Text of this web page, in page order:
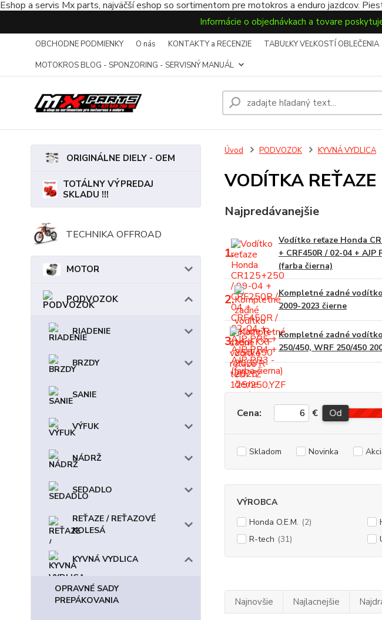
Eshop a servis Mx parts, najväčší eshop so sortimentom pre motokros a enduro jazdcov.
Informácie o objednávkach a tovare
OBCHODNE PODMIENKY O nás KONTAKTY a RECENZIE TABUĽKY VEĽKOSTÍ OBLEČENIA
MOTOKROS BLOG - SPONZORING - SERVISNÝ MANUÁL
ORIGINÁLNE DIELY - OEM
TOTÁLNY VÝPREDAJ
SKLADU !!!
TECHNIKA OFFROAD
MOTOR
PODVOZOK
RIADENIE
BRZDY
SANIE
VÝFUK
NÁDRŽ
SEDADLO
REŤAZE / REŤAZOVÉ
KOLESÁ
KYVNÁ VYDLICA
OPRAVNÉ SADY
PREPÁKOVANIA
Úvod PODVOZOK KYVNÁ VYDLICA
VODÍTKA REŤAZE
Najpredávanejšie
1.
Vodítko reťaze Honda
+ CRF450R / 02-04 + AJP
(farba čierna)
2.
Kompletné zadné
2009-2023 čierne
3.
Kompletné zadné
250/450, WRF 250/450
Cena: € Od
Skladom Novinka
VÝROBCA
Honda O.E.M. (2)
R-tech (31)
Najnovšie Najlacnejšie